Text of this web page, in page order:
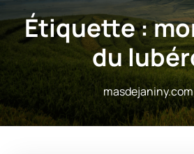
Étiquette :
du
masdejaniny.com